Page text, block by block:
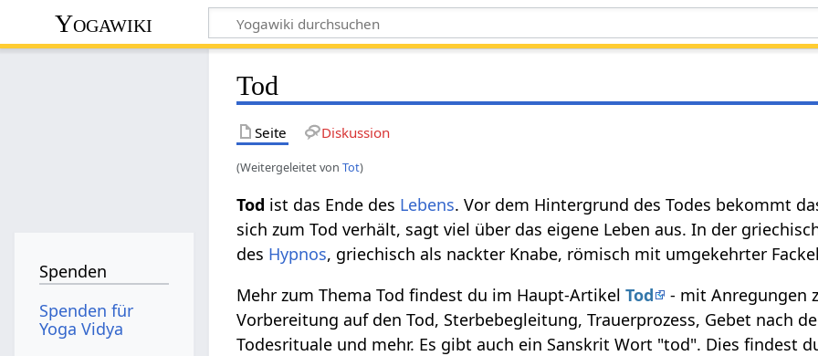
Yogawiki
Tod
Seite Diskussion
(Weitergeleitet vonTot)
Tod ist das Ende des Lebens. Vor dem Hintergrund des Todes bekommt
sich zum Tod verhält, sagt viel über das eigene Leben aus. In der
des Hypnos, griechisch als nackter Knabe, römisch mit umgekehrter
Mehr zum Thema Tod findest du im Haupt-ArtikelTod
- mit Anregungen
Vorbereitung auf den Tod, Sterbebegleitung, Trauerprozess, Gebet nach
Todesrituale und mehr. Es gibt auch ein Sanskrit Wort "tod". Dies findest
Spenden
Spenden für
Yoga Vidya